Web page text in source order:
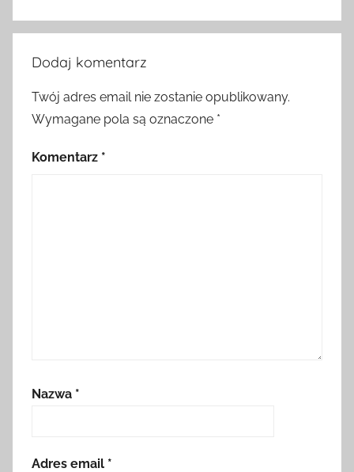
Dodaj komentarz
Twój adres email nie zostanie opublikowany.
Wymagane pola są oznaczone *
Komentarz *
Nazwa *
Adres email *